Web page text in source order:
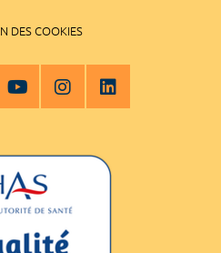
DES COOKIES